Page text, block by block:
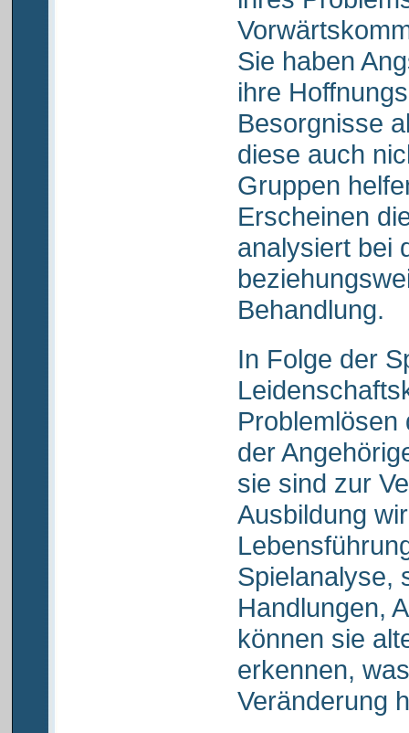
Sie haben
ihre
Besorgnisse
diese auch
Gruppen
Erscheinen
analysiert bei
Behandlung.
In Folge der
Problemlösen
der
sie sind zur
Ausbildung
Spielanalyse,
Handlungen,
können sie
erkennen,
Veränderung